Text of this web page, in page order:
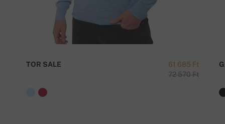
61 685 Ft
72 570 Ft
TOR SALE